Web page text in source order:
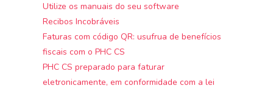
Utilize os manuais do seu software
Recibos Incobráveis
Faturas com código QR: usufrua de benefícios
fiscais com o PHC CS
PHC CS preparado para faturar
eletronicamente, em conformidade com a lei